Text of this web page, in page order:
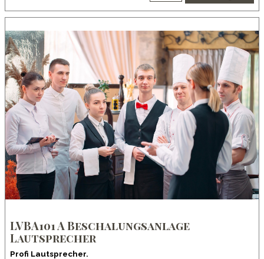
LVBA101 A Beschalungsanlage
Lautsprecher
Profi Lautsprecher.